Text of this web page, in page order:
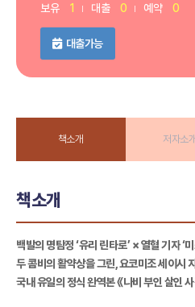
보유 1 대출 0 예약 0
대출가능
책소개 저자소개
책소개
백발의 명탐정 ‘유리 린타로’ × 열혈 기자 ‘
두 콤비의 활약상을 그린, 요코미조 세이시
국내 유일의 정식 완역본 《나비 부인 살인 사